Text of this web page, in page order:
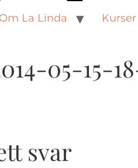
Om La Linda Kurser
05-15-
svar